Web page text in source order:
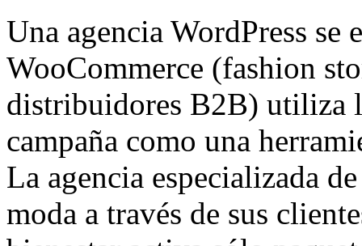
Una agencia WordPress se
WooCommerce (fashion
distribuidores B2B) utiliza
campaña como una
La agencia especializada
moda a través de sus